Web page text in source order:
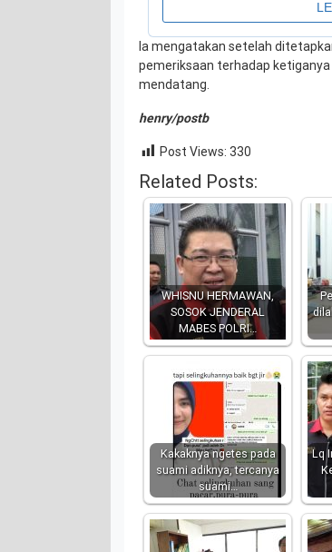
Ia mengatakan setelah
pemeriksaan terhadap
mendatang.
henry/postb
Post Views: 330
Related Posts:
WHISNU HERMAWAN,
SOSOK JENDERAL
MABES POLRI…
Kakaknya ngetes pada
suami adiknya, tercanya
suami…
Lq